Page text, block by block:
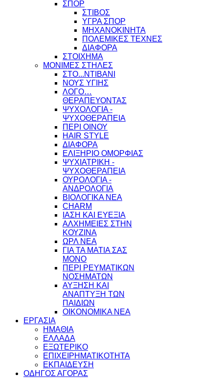
ΣΠΟΡ
ΣΤΙΒΟΣ
ΥΓΡΑ ΣΠΟΡ
ΜΗΧΑΝΟΚΙΝΗΤΑ
ΠΟΛΕΜΙΚΕΣ ΤΕΧΝΕΣ
ΔΙΑΦΟΡΑ
ΣΤΟΙΧΗΜΑ
ΜΟΝΙΜΕΣ ΣΤΗΛΕΣ
ΣΤΟ...ΝΤΙΒΑΝΙ
ΝΟΥΣ ΥΓΙΗΣ
ΛΟΓΟ…
ΘΕΡΑΠΕΥΟΝΤΑΣ
ΨΥΧΟΛΟΓΙΑ -
ΨΥΧΟΘΕΡΑΠΕΙΑ
ΠΕΡΙ ΟΙΝΟΥ
HAIR STYLE
ΔΙΑΦΟΡΑ
ΕΛΙΞΗΡΙΟ ΟΜΟΡΦΙΑΣ
ΨΥΧΙΑΤΡΙΚΗ -
ΨΥΧΟΘΕΡΑΠΕΙΑ
ΟΥΡΟΛΟΓΙΑ -
ΑΝΔΡΟΛΟΓΙΑ
ΒΙΟΛΟΓΙΚΑ ΝΕΑ
CHARM
ΙΑΣΗ ΚΑΙ ΕΥΕΞΙΑ
ΑΛΧΗΜΕΙΕΣ ΣΤΗΝ
ΚΟΥΖΙΝΑ
ΩΡΛ ΝEA
ΓΙΑ ΤΑ ΜΑΤΙΑ ΣΑΣ
ΜΟΝΟ
ΠΕΡΙ ΡΕΥΜΑΤΙΚΩΝ
ΝΟΣΗΜΑΤΩΝ
ΑΥΞΗΣΗ ΚΑΙ
ΑΝΑΠΤΥΞΗ ΤΩΝ
ΠΑΙΔΙΩΝ
ΟΙΚΟΝΟΜΙΚΑ ΝΕΑ
ΕΡΓΑΣΙΑ
ΗΜΑΘΙΑ
ΕΛΛΑΔΑ
ΕΞΩΤΕΡΙΚΟ
ΕΠΙΧΕΙΡΗΜΑΤΙΚΟΤΗΤΑ
ΕΚΠΑΙΔΕΥΣΗ
ΟΔΗΓΟΣ ΑΓΟΡΑΣ